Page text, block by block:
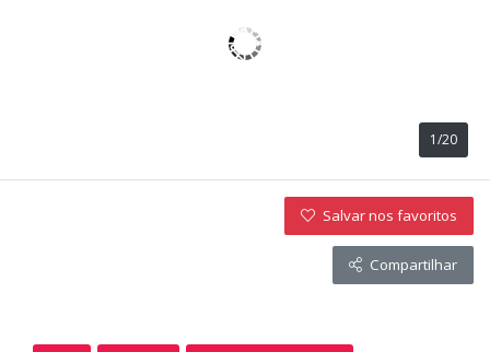
1/20
Salvar nos favoritos
Compartilhar